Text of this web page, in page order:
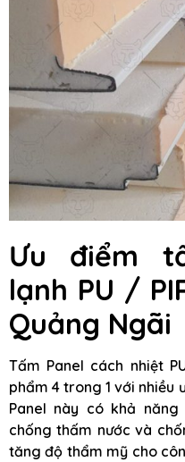
Ưu điểm
lạnh PU /
Quảng Ngãi
Tấm Panel cách nhiệt
phẩm 4 trong 1 với nhiều
Panel này có khả
chống thấm nước và
tăng độ thẩm mỹ cho